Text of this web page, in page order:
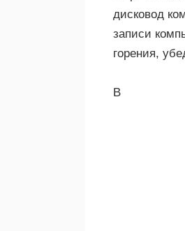
дисковод
записи
горения,
В